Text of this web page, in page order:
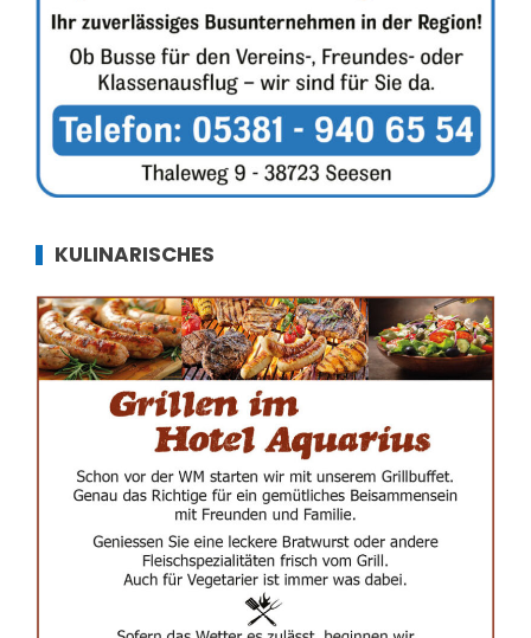
KULINARISCHES